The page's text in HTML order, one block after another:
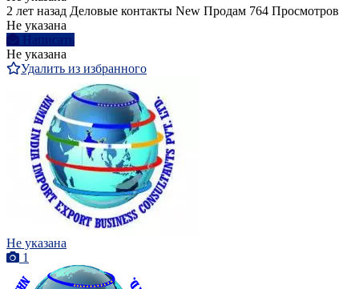
2 лет назад Деловые контакты New Продам 764 Просмотров
Не указана
Написать
Не указана
Удалить из избранного
Не указана
1